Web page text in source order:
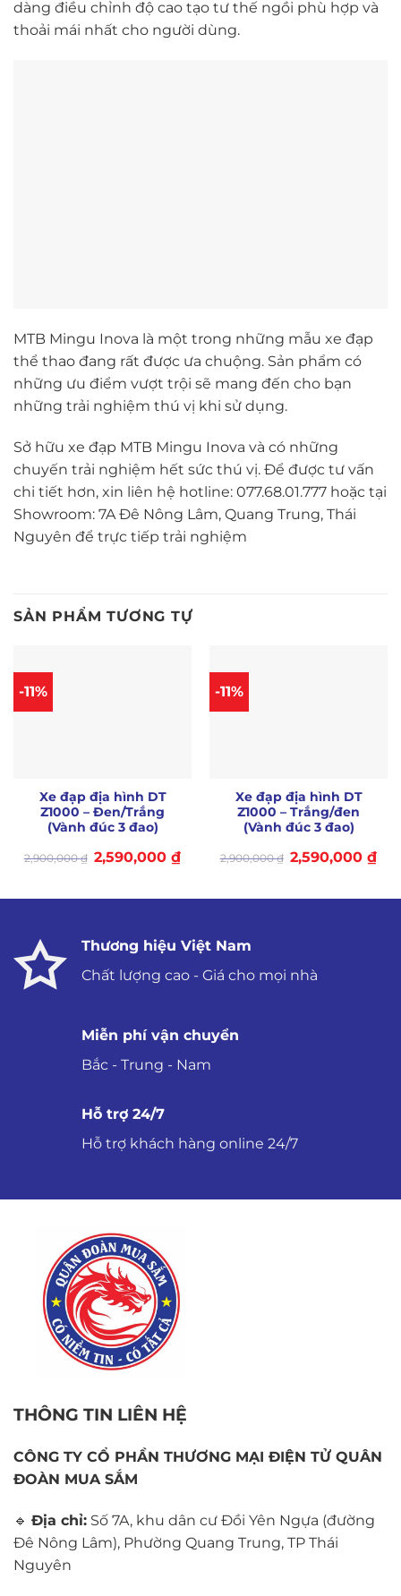
dàng điều chỉnh độ cao tạo tư thế ngồi phù hợp và
thoải mái nhất cho người dùng.
MTB Mingu Inova là một trong những mẫu xe đạp
thể thao đang rất được ưa chuộng. Sản phẩm có
những ưu điểm vượt trội sẽ mang đến cho bạn
những trải nghiệm thú vị khi sử dụng.
Sở hữu xe đạp MTB Mingu Inova và có những
chuyến trải nghiệm hết sức thú vị. Để được tư vấn
chi tiết hơn, xin liên hệ hotline: 077.68.01.777 hoặc tại
Showroom: 7A Đê Nông Lâm, Quang Trung, Thái
Nguyên để trực tiếp trải nghiệm
SẢN PHẨM TƯƠNG TỰ
-11%
Xe đạp địa hình DT
Z1000 – Đen/Trắng
(Vành đúc 3 đao)
2,900,000₫ Giá
gốc
2,590,000₫Giá
2,590,000 ₫.
-11%
Xe đạp địa hình DT
Z1000 – Trắng/đen
(Vành đúc 3 đao)
2,900,000₫ Giá
gốc
2,590,000₫Giá
Thương hiệu Việt Nam
Chất lượng cao - Giá cho mọi nhà
Miễn phí vận chuyển
Bắc - Trung - Nam
Hỗ trợ 24/7
Hỗ trợ khách hàng online 24/7
THÔNG TIN LIÊN HỆ
CÔNG TY CỔ PHẦN THƯƠNG MẠI ĐIỆN TỬ QUÂN
ĐOÀN MUA SẮM
🔹 Địa chỉ: Số 7A, khu dân cư Đồi Yên Ngựa (đường
Đê Nông Lâm), Phường Quang Trung, TP Thái
Nguyên